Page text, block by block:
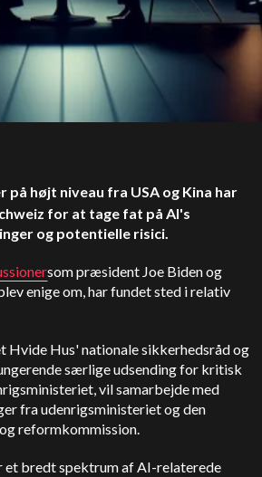
højt niveau fra USA og Kina har
for at tage fat på AI's
og potentielle risici.
som præsident Joe Biden og
enige om, har fundet sted i relativ
Hvide Hus' nationale sikkerhedsråd og
særlige udsending for kritisk
vil samarbejde med
fra udenrigsministeriet og den
reformkommission.
et bredt spektrum af AI-relaterede